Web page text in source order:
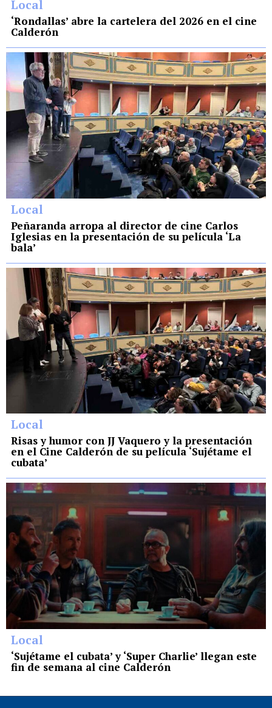
Local
‘Rondallas’ abre la cartelera del 2026 en el cine
Calderón
Local
Peñaranda arropa al director de cine Carlos
Iglesias en la presentación de su película ‘La
bala’
Local
Risas y humor con JJ Vaquero y la presentación
en el Cine Calderón de su película ‘Sujétame el
cubata’
Local
‘Sujétame el cubata’ y ‘Super Charlie’ llegan este
fin de semana al cine Calderón